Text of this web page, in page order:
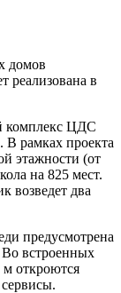
домов
реализована в
комплекс ЦДС
В рамках проекта
этажности (от
на 825 мест.
возведет два
предусмотрена
Во встроенных
откроются